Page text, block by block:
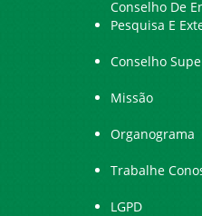
Conselho De
Pesquisa E
Conselho
Missão
Organograma
Trabalhe
LGPD